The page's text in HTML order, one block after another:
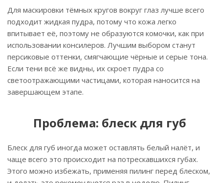
Для маскировки тёмных кругов вокруг глаз лучше всего
подходит жидкая пудра, потому что кожа легко
впитывает её, поэтому не образуются комочки, как при
использовании консилеров. Лучшим выбором станут
персиковые оттенки, смягчающие чёрные и серые тона.
Если тени всё же видны, их скроет пудра со
светоотражающими частицами, которая наносится на
завершающем этапе.
Проблема: блеск для губ
Блеск для губ иногда может оставлять белый налёт, и
чаще всего это происходит на потрескавшихся губах.
Этого можно избежать, применяя пилинг перед блеском,